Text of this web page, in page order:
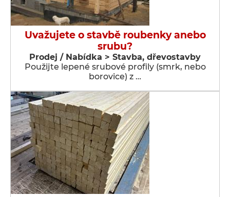
Uvažujete o stavbě roubenky anebo
srubu?
Prodej / Nabídka > Stavba, dřevostavby
Použijte lepené srubové profily (smrk, nebo
borovice) z …